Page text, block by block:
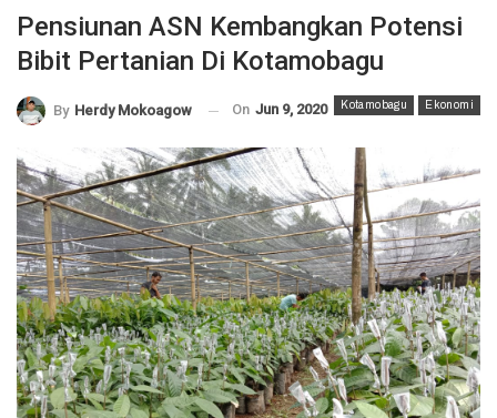
Pensiunan ASN Kembangkan Potensi
Bibit Pertanian Di Kotamobagu
Kotamobagu Ekonomi
By Herdy Mokoagow On Jun 9, 2020